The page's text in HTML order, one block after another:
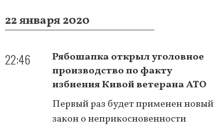
22 января 2020
22:46
Рябошапка открыл уголовное
производство по факту
избиения Кивой ветерана АТО
Первый раз будет применен новый
закон о неприкосновенности